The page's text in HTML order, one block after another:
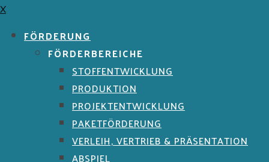
X
FÖRDERUNG
FÖRDERBEREICHE
STOFFENTWICKLUNG
PRODUKTION
PROJEKTENTWICKLUNG
PAKETFÖRDERUNG
VERLEIH, VERTRIEB & PRÄSENTATION
ABSPIEL